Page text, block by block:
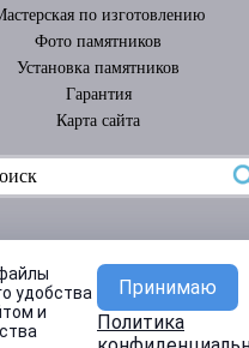
по изготовлению
Фото памятников
Установка памятников
Гарантия
Карта сайта
удобства
и
Принимаю
Политика